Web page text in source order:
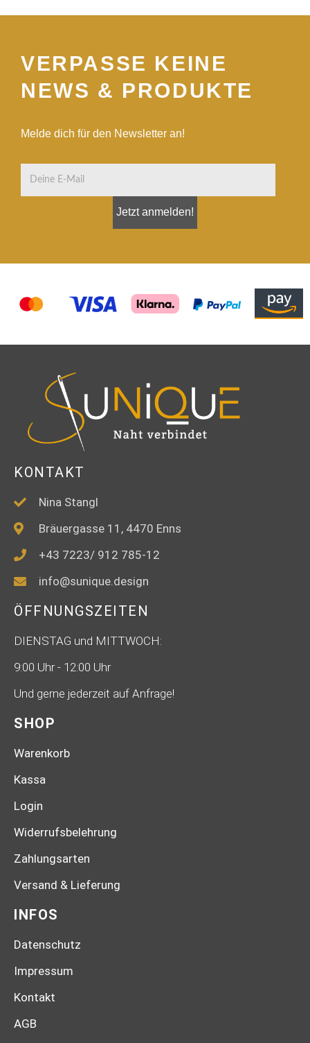
VERPASSE KEINE
NEWS & PRODUKTE
Melde dich für den Newsletter an!
Jetzt anmelden!
KONTAKT
Nina Stangl
Bräuergasse 11, 4470 Enns
+43 7223/ 912 785-12
info@sunique.design
ÖFFNUNGSZEITEN
DIENSTAG und MITTWOCH:
9:00 Uhr - 12:00 Uhr
Und gerne jederzeit auf Anfrage!
SHOP
Warenkorb
Kassa
Login
Widerrufsbelehrung
Zahlungsarten
Versand & Lieferung
INFOS
Datenschutz
Impressum
Kontakt
AGB